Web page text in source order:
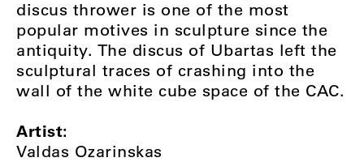
discus thrower is one of the most
popular motives in sculpture since the
antiquity. The discus of Ubartas left the
sculptural traces of crashing into the
wall of the white cube space of the CAC.
Artist:
Valdas Ozarinskas